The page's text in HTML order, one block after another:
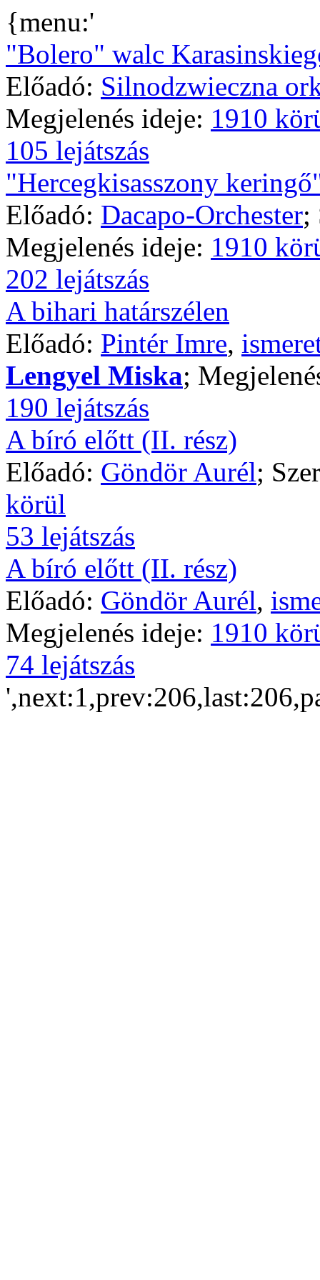
{menu:'
"Bolero" walc
Előadó: Silnodzwieczna
Megjelenés ideje: 1910
105 lejátszás
"Hercegkisasszony
Előadó: Dacapo-Orchester;
Megjelenés ideje: 1910
202 lejátszás
A bihari határszélen
Előadó: Pintér Imre,
Lengyel Miska;
190 lejátszás
A bíró előtt (II. rész)
Előadó: Göndör Aurél;
körül
53 lejátszás
A bíró előtt (II. rész)
Előadó: Göndör Aurél,
Megjelenés ideje: 1910
74 lejátszás